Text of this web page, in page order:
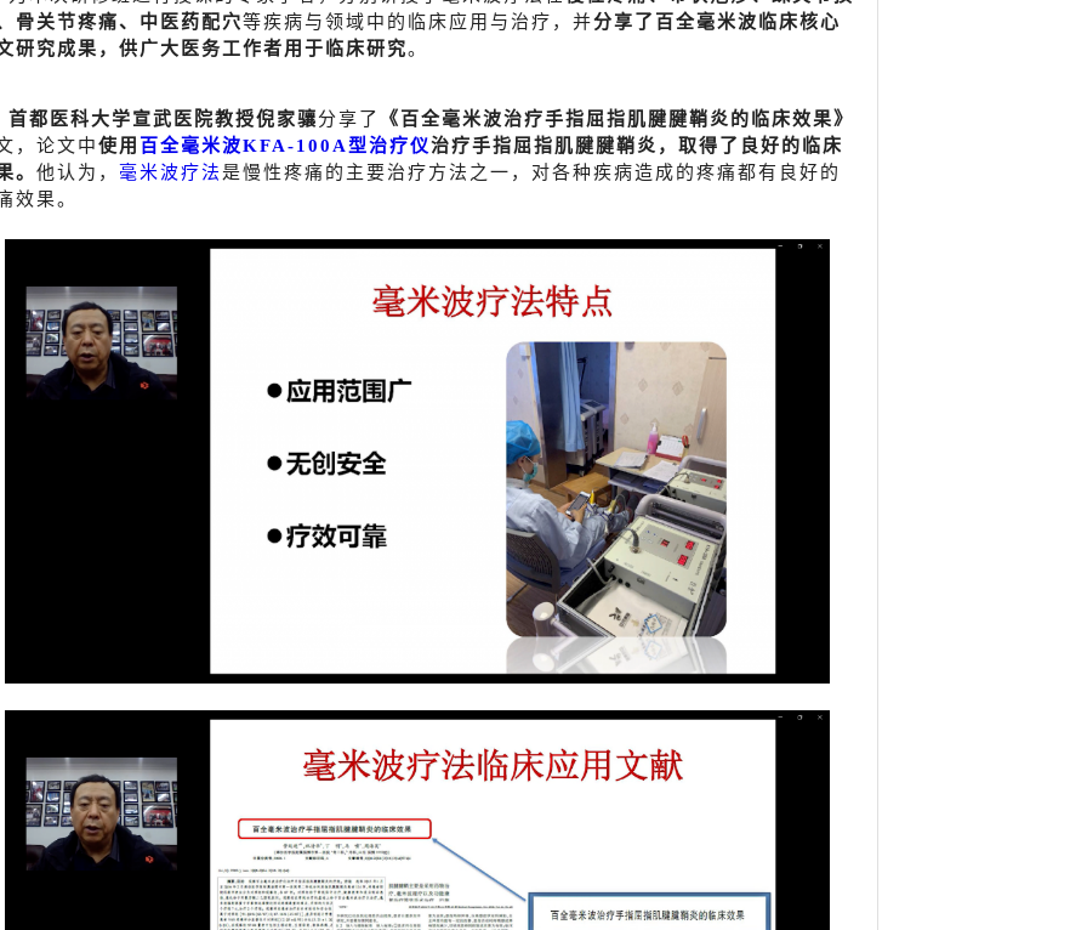
骨关节疼痛、中医药配穴等疾病与领域中的临床应用与治疗，并分享了百全毫米波临床核心
研究成果，供广大医务工作者用于临床研究。
首都医科大学宣武医院教授倪家骧分享了
《百全毫米波治疗手指屈指肌腱腱鞘炎的临床效果》
，论文中使用 百全毫米波KFA-100A型治疗仪治疗手指屈指肌腱腱鞘炎，取得了良好的临床
。 他认为， 毫米波疗法是慢性疼痛的主要治疗方法之一，对各种疾病造成的疼痛都有良好的
效果。